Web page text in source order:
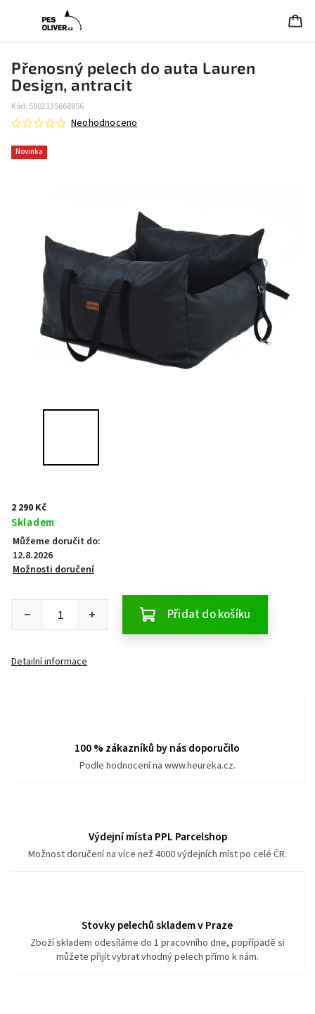
Přenosný pelech do auta Lauren
Design, antracit
Kód: 5902135668856
Novinka
Neohodnoceno
2 290 Kč
Skladem
Můžeme doručit do:
12.8.2026
Možnosti doručení
Přidat do košíku
Detailní informace
100 % zákazníků by nás doporučilo
Podle hodnocení na www.heureka.cz.
Výdejní místa PPL Parcelshop
Možnost doručení na více než 4000 výdejních míst po celé ČR.
Stovky pelechů skladem v Praze
Zboží skladem odesíláme do 1 pracovního dne, popřípadě si
můžete přijít vybrat vhodný pelech přímo k nám.